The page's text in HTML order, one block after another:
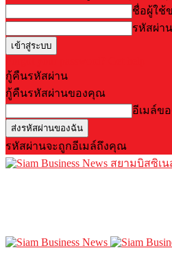
ชื่อผู้ใช้
รหัสผ่า
กู้คืนรหัสผ่าน
กู้คืนรหัสผ่านของคุณ
อีเมล์ข
รหัสผ่านจะถูกอีเมล์ถึงคุณ
สยามบิสซิเ